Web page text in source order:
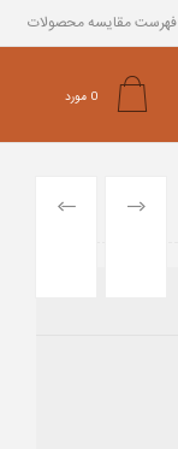
فهرست مقایسه محصولات
0 مورد
PREVIOUS
NEXT